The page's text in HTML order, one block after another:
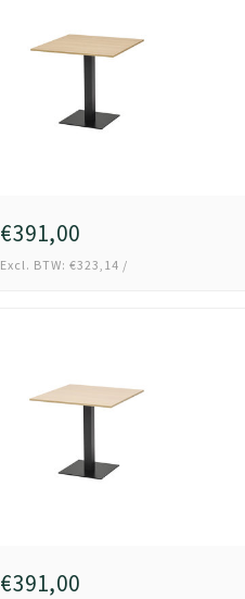
€391,00
Excl. BTW: €323,14 /
€391,00